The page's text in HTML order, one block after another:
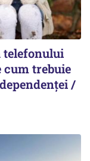
telefonului
cum trebuie
/